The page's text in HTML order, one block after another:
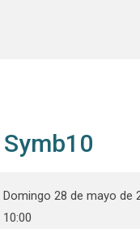
Domingo 28 de mayo de
10:00